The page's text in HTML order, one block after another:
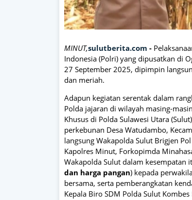
MINUT,sulutberita.com -
Indonesia (Polri) yang dipusatkan di
27 September 2025, dipimpin
dan meriah.
Adapun kegiatan serentak dalam
Polda jajaran di wilayah masing-
Khusus di Polda Sulawesi Utara
perkebunan Desa Watudambo,
langsung Wakapolda Sulut Brigjen
Kapolres Minut, Forkopimda
Wakapolda Sulut dalam kesempatan
dan harga pangan) kepada
bersama, serta pemberangkatan
Kepala Biro SDM Polda Sulut